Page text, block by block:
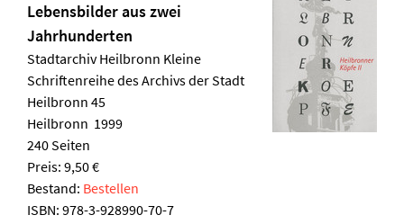
Lebensbilder aus zwei
Jahrhunderten
Stadtarchiv Heilbronn Kleine
Schriftenreihe des Archivs der Stadt
Heilbronn 45
Heilbronn 1999
240 Seiten
Preis: 9,50 €
Bestand: Bestellen
ISBN: 978-3-928990-70-7